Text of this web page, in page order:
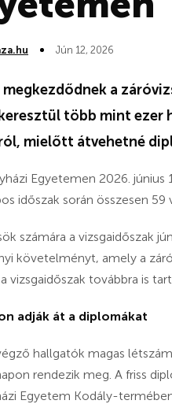
Jún 12, 2026
a
több mint ezer
mielőtt átvehetné
Egyetemen 2026. június
időszak során összesen
számára a vizsgaidőszak
követelményt, amely a
vizsgaidőszak továbbra is
adják át a diplomákat
hallgatók magas
rendezik meg. A friss
Egyetem Kodály-